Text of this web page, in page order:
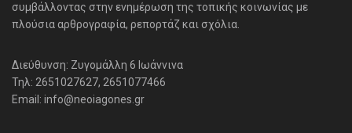
συμβάλλοντας στην ενημέρωση της τοπικής κοινωνίας με
πλούσια αρθρογραφία, ρεπορτάζ και σχόλια.
Διεύθυνση: Ζυγομάλλη 6 Ιωάννινα
Τηλ: 2651027627, 2651077466
Email: info@neoiagones.gr